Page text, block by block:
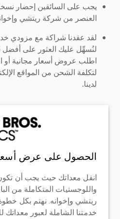
يجب على السائقين إحضار
العنصر من شركة ريتشي
لقد عقدنا شراكة مع مزودي
لنُسهِّل عليك العثور على أفضل
اطلب عروض أسعار مجانية أو
لتكلفة الشحن من المواقع
لدينا.
الحصول على عرض
انقل معداتك حيث يجب أن
واللوجستيات المتكاملة من
ريتشي وإخوانه. نهتم بكل
خدمتنا الشاملة لعبور معداتك